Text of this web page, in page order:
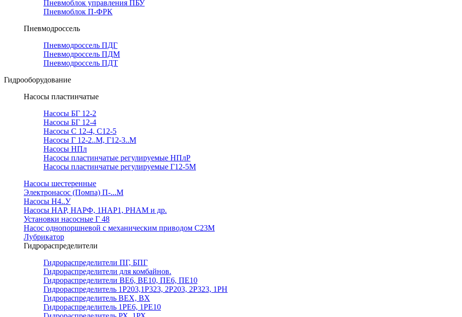
Пневмоблок управления ПБУ
Пневмоблок П-ФРК
Пневмодроссель
Пневмодроссель ПДГ
Пневмодроссель ПДМ
Пневмодроссель ПДТ
Гидрооборудование
Насосы пластинчатые
Насосы БГ 12-2
Насосы БГ 12-4
Насосы С 12-4, С12-5
Насосы Г 12-2..М, Г12-3..М
Насосы НПл
Насосы пластинчатые регулируемые НПлР
Насосы пластинчатые регулируемые Г12-5М
Насосы шестеренные
Электронасос (Помпа) П-...М
Насосы Н4..У
Насосы НАР, НАРФ, 1НАР1, РНАМ и др.
Установки насосные Г 48
Насос однопоршневой с механическим приводом С23М
Лубрикатор
Гидрораспределители
Гидрораспределители ПГ, БПГ
Гидрораспределители для комбайнов.
Гидрораспределители ВЕ6, ВЕ10, ПЕ6, ПЕ10
Гидрораспределитель 1Р203,1Р323, 2Р203, 2Р323, 1РН
Гидрораспределитель ВЕХ, ВХ
Гидрораспределитель 1РЕ6, 1РЕ10